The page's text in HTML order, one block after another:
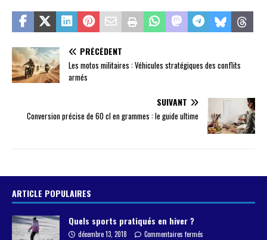
PRÉCÉDENT
Les motos militaires : Véhicules stratégiques des conflits
armés
SUIVANT
Conversion précise de 60 cl en grammes : le guide ultime
ARTICLE POPULAIRES
Quels sports pratiqués en hiver ?
décembre 13, 2018 Commentaires fermés